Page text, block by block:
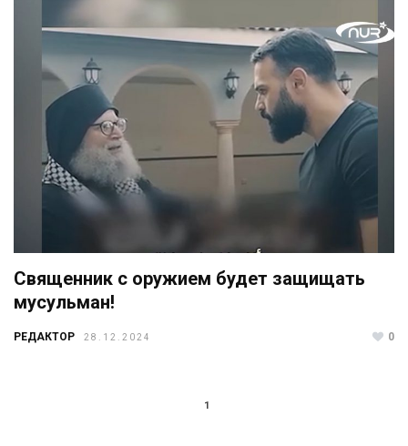
Священник с оружием будет защищать
мусульман!
РЕДАКТОР 28.12.2024 0
1